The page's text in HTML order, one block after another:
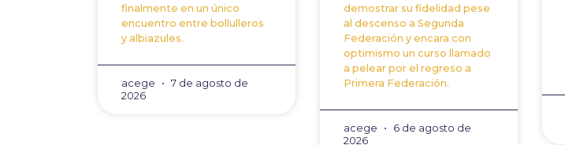
finalmente en un único
encuentro entre bollulleros
y albiazules.
acege
7 de agosto de
2026
demostrar su fidelidad pese
al descenso a Segunda
Federación y encara con
optimismo un curso llamado
a pelear por el regreso a
Primera Federación.
acege
6 de agosto de
2026